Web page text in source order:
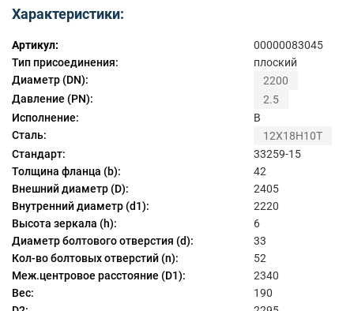
Характеристики:
Артикул:
00000083045
Тип присоединения:
плоский
Диаметр (DN):
2200
Давление (PN):
2.5
Исполнение:
B
Сталь:
12Х18Н10Т
Стандарт:
33259-15
Толщина фланца (b):
42
Внешний диаметр (D):
2405
Внутренний диаметр (d1):
2220
Высота зеркала (h):
6
Диаметр болтового отверстия (d):
33
Кол-во болтовых отверстий (n):
52
Меж.центровое расстояние (D1):
2340
Вес:
190